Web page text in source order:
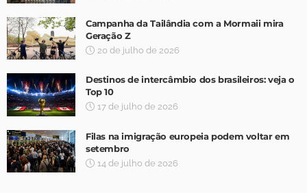
Campanha da Tailândia com a Mormaii mira
Geração Z
20 de julho de 2026
Destinos de intercâmbio dos brasileiros: veja o
Top 10
17 de julho de 2026
Filas na imigração europeia podem voltar em
setembro
14 de julho de 2026